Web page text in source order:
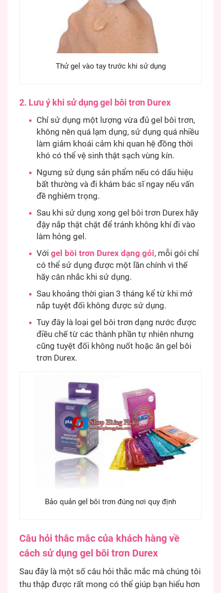
Thử gel vào tay trước khi sử dụng
2. Lưu ý khi sử dụng gel bôi trơn Durex
Chỉ sử dụng một lượng vừa đủ gel bôi trơn,
không nên quá lạm dụng, sử dụng quá nhiều
làm giảm khoái cảm khi quan hệ đồng thời
khó có thể vệ sinh thật sạch vùng kín.
Ngưng sử dụng sản phẩm nếu có dấu hiệu
bất thường và đi khám bác sĩ ngay nếu vấn
đề nghiêm trọng.
Sau khi sử dụng xong gel bôi trơn Durex hãy
đậy nắp thật chặt để tránh không khí đi vào
làm hỏng gel.
Với gel bôi trơn Durex dạng gói, mỗi gói chỉ
có thể sử dụng được một lần chính vì thế
hãy cân nhắc khi sử dụng.
Sau khoảng thời gian 3 tháng kể từ khi mở
nắp tuyệt đối không được sử dụng.
Tuy đây là loại gel bôi trơn dạng nước được
điều chế từ các thành phần tự nhiên nhưng
cũng tuyệt đối không nuốt hoặc ăn gel bôi
trơn Durex.
Bảo quản gel bôi trơn đúng nơi quy định
Câu hỏi thắc mắc của khách hàng về
cách sử dụng gel bôi trơn Durex
Sau đây là một số câu hỏi thắc mắc mà chúng tôi
thu thập được rất mong có thể giúp bạn hiểu hơn